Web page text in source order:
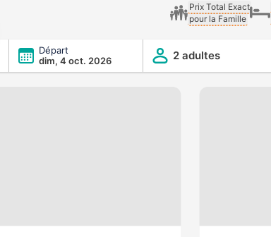
Prix Total Exact
pour la Famille
Départ
dim, 4 oct. 2026
2 adultes